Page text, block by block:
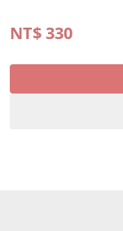
NT$330